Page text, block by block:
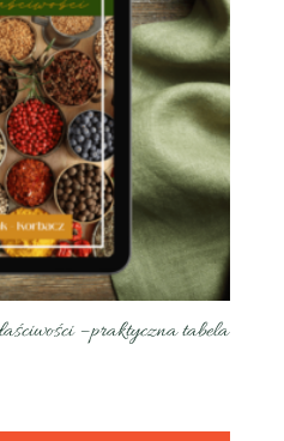
– praktyczna tabela